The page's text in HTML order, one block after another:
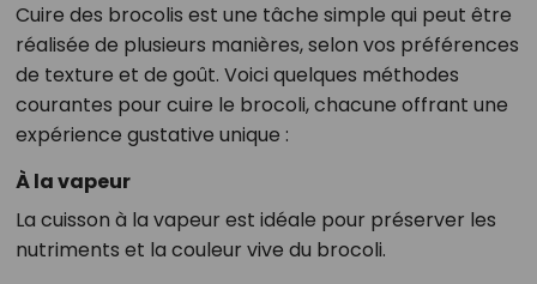
Cuire des brocolis est une tâche simple qui peut être
réalisée de plusieurs manières, selon vos préférences
de texture et de goût. Voici quelques méthodes
courantes pour cuire le brocoli, chacune offrant une
expérience gustative unique :
À la vapeur
La cuisson à la vapeur est idéale pour préserver les
nutriments et la couleur vive du brocoli.